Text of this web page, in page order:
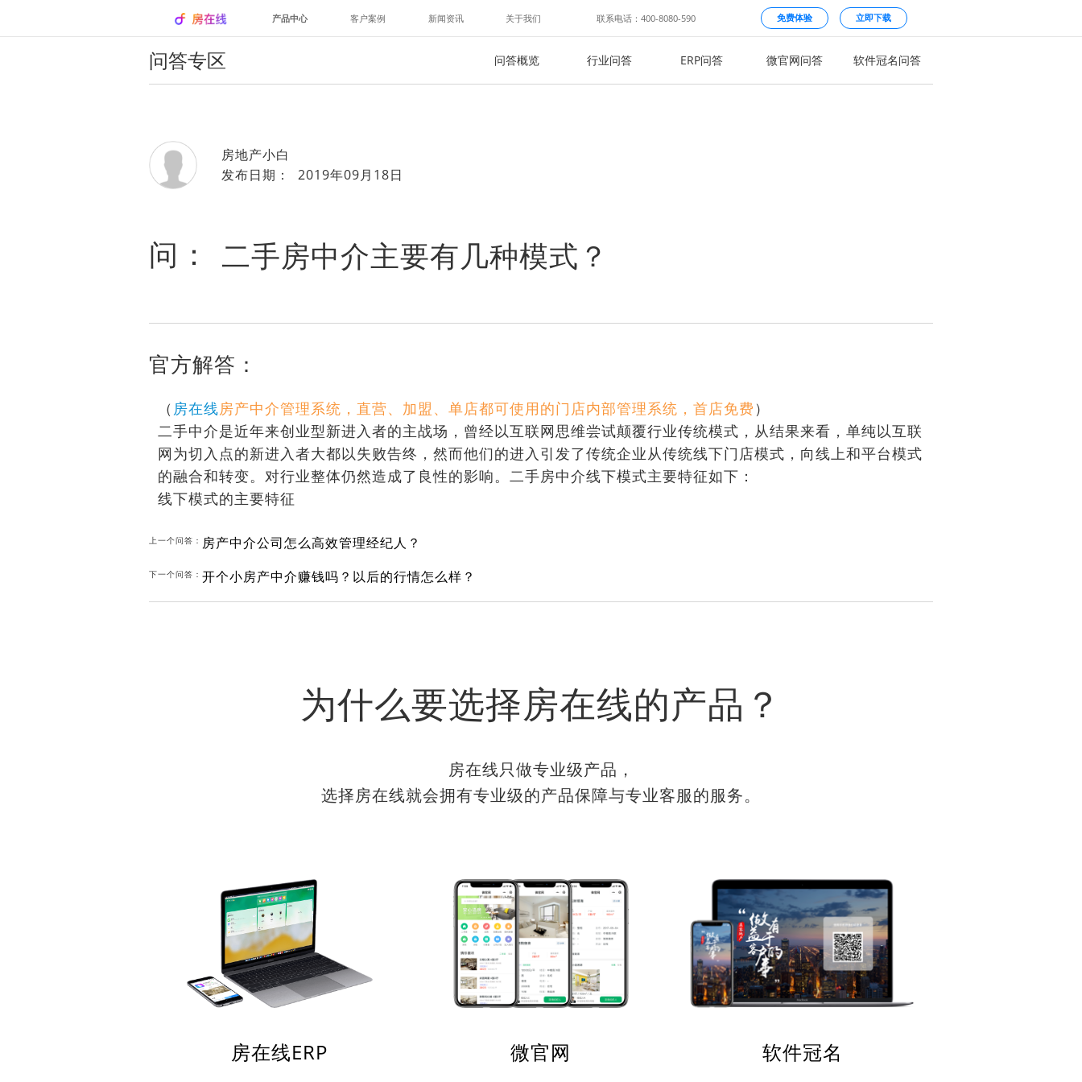
产品中心 客户案例 新闻资讯 关于我们 联系电话：400-8080-590 免费体验 立即下载
问答专区 问答概览 行业问答 ERP问答 微官网问答 软件冠名问答
房地产小白
发布日期： 2019年09月18日
问： 二手房中介主要有几种模式？
官方解答：
（ 房在线房产中介管理系统，直营、加盟、单店都可使用的门店内部管理系统，首店免费 ）
二手中介是近年来创业型新进入者的主战场，曾经以互联网思维尝试颠覆行业传统模式，从结果来看，单纯以互联
网为切入点的新进入者大都以失败告终，然而他们的进入引发了传统企业从传统线下门店模式，向线上和平台模式
的融合和转变。对行业整体仍然造成了良性的影响。二手房中介线下模式主要特征如下：
线下模式的主要特征
上一个问答： 房产中介公司怎么高效管理经纪人？
下一个问答： 开个小房产中介赚钱吗？以后的行情怎么样？
为什么要选择房在线的产品？
房在线只做专业级产品，
选择房在线就会拥有专业级的产品保障与专业客服的服务。
房在线ERP 微官网 软件冠名